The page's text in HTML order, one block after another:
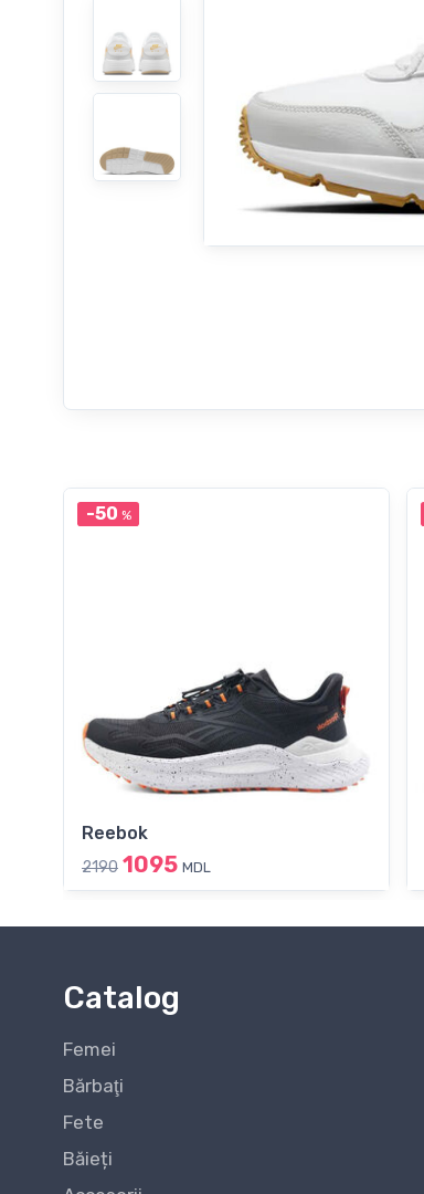
-50 %
Reebok
2190 1095 MDL
Catalog
Femei
Bărbaţi
Fete
Băieți